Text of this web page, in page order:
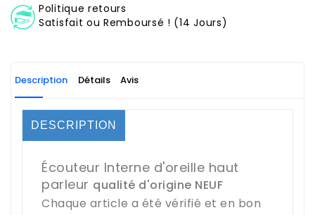
Politique retours
Satisfait ou Remboursé ! (14 Jours)
Description Détails Avis
DESCRIPTION
Écouteur Interne d'oreille haut
parleur qualité d'origine NEUF
Chaque article a été vérifié et en bon